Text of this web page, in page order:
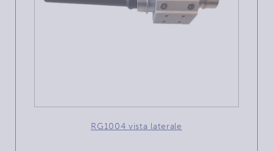
RG1004 vista laterale